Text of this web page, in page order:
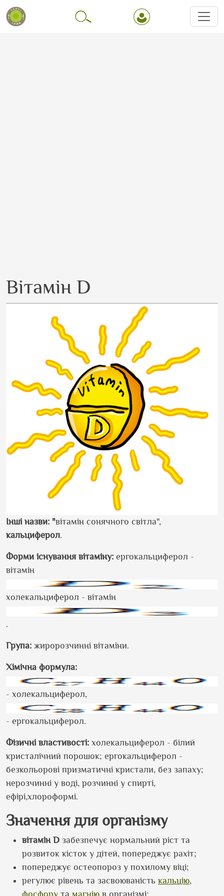
Вітамін D
Інші назви: "вітамін сонячного світла",
кальциферол.
Форми існування вітаміну: ергокальциферол -
вітамін
холекальциферол - вітамін
.
Група: жиророзчинні вітаміни.
Хімічна формула:
- холекальциферол,
- ергокальциферол.
Фізичні властивості: холекальциферол - білий
кристалічний порошок; ергокальциферол -
безкольорові призматичні кристали, без запаху;
нерозчинні у воді, розчинні у спирті,
ефірі,хлороформі.
Значення для організму
вітамін D забезпечує нормальний ріст та
розвиток кісток у дітей, попереджує рахіт;
попереджує остеопороз у похилому віці;
регулює рівень та засвоюваність кальцію,
фосфору та магнію в організмі;